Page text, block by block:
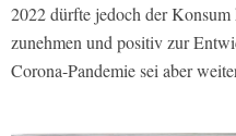
2022 dürfte jedoch der
zunehmen und positiv zur
Corona-Pandemie sei aber